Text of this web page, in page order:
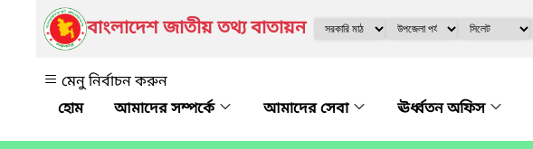
বাংলাদেশ জাতীয় তথ্য বাতায়ন
মেনু নির্বাচন করুন
আমাদের সম্পর্কে
আমাদের সেবা ঊর্ধ্বতন অফিস